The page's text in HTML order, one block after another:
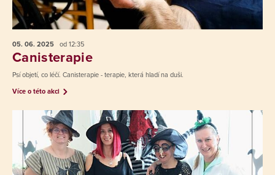
05. 06. 2025 od 12:35
Canisterapie
Psí objetí, co léčí. Canisterapie - terapie, která hladí na duši.
Více o této akci